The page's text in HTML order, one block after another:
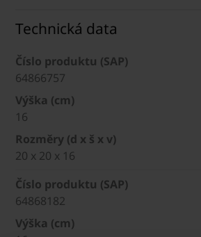
Technická data
Číslo produktu (SAP)
64866757
Výška (cm)
16
Rozměry (d x š x v)
20 x 20 x 16
Číslo produktu (SAP)
64868182
Výška (cm)